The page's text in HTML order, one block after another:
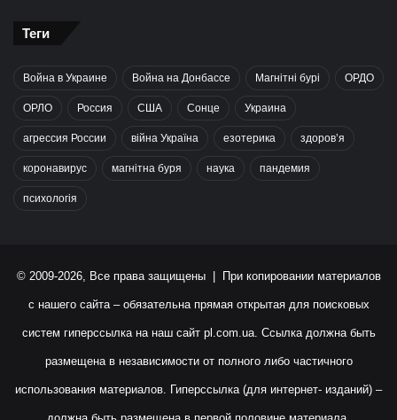
Теги
Война в Украине Война на Донбассе Магнітні бурі ОРДО
ОРЛО Россия США Сонце Украина
агрессия России війна Україна езотерика здоров’я
коронавирус магнітна буря наука пандемия
психологія
© 2009-2026, Все права защищены | При копировании материалов
с нашего сайта – обязательна прямая открытая для поисковых
систем гиперссылка на наш сайт pl.com.ua. Ссылка должна быть
размещена в независимости от полного либо частичного
использования материалов. Гиперссылка (для интернет- изданий) –